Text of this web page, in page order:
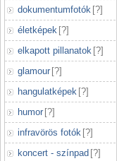
dokumentumfotók [?]
életképek [?]
elkapott pillanatok [?]
glamour [?]
hangulatképek [?]
humor [?]
infravörös fotók [?]
koncert - színpad [?]